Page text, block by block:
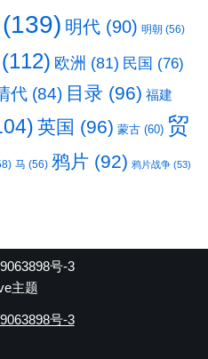
(139) 明代 (90) 明朝 (56)
(112) 欧洲 (81) 民国 (76)
代 (84) 目录 (96) 福建
英国 (96) 蒙古 (60) 贸
马 (56) 鸦片 (92) 鸦片战争 (53)
号-3
主题
号-3